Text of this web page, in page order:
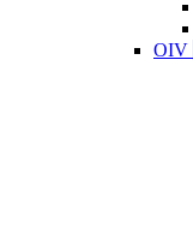
OIV